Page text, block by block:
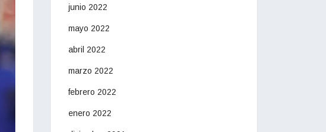
junio 2022
mayo 2022
abril 2022
marzo 2022
febrero 2022
enero 2022